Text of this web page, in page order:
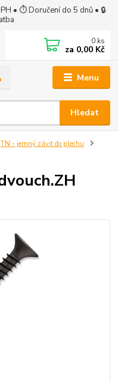
• ⏱ Doručení do 5 dnů • 🔒
Menu
Hledat
0 ks
za 0,00 Kč
TN - jemný závit do plechu